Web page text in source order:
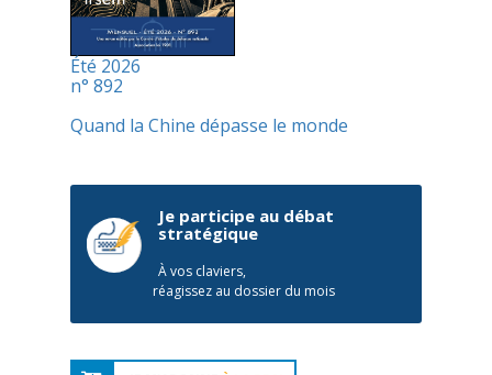
Été 2026
n° 892
Quand la Chine dépasse le monde
Je participe au débat
stratégique
À vos claviers,
réagissez au dossier du mois